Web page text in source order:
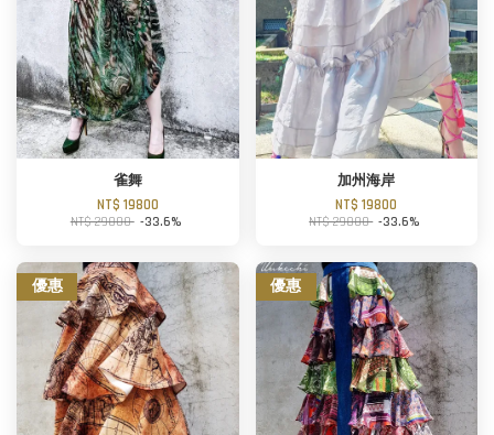
雀舞
NT$ 19800
NT$ 29800 -33.6%
加州海岸
NT$ 19800
NT$ 29800 -33.6%
優惠 優惠